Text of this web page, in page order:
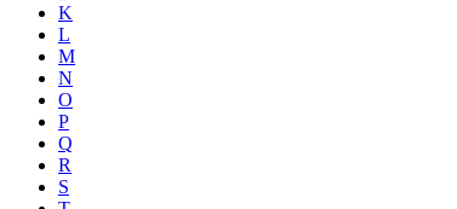
K
L
M
N
O
P
Q
R
S